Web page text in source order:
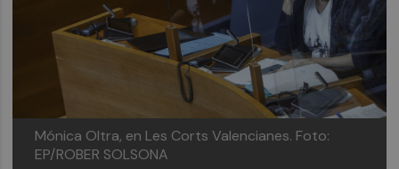
Mónica Oltra, en Les Corts Valencianes. Foto:
EP/ROBER SOLSONA